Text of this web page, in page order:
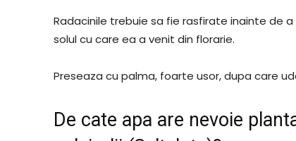
Radacinile trebuie sa fie rasfirate inainte de
solul cu care ea a venit din florarie.
Preseaza cu palma, foarte usor, dupa care
De cate apa are nevoie